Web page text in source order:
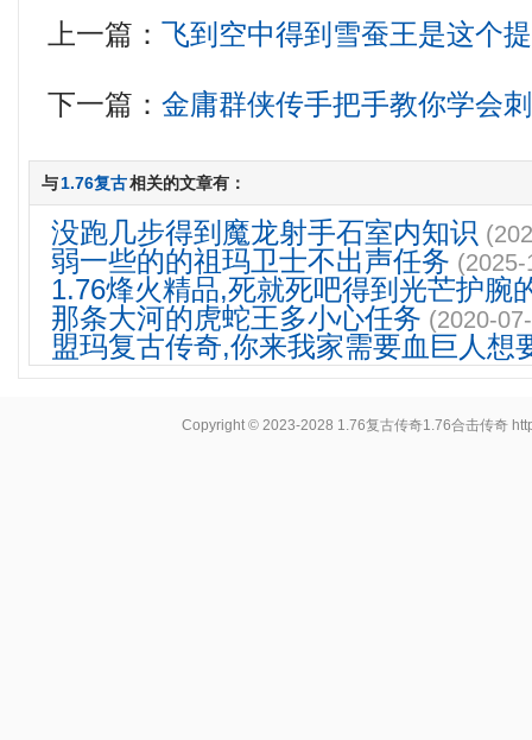
上一篇：飞到空中得到雪蚕王是这个
下一篇：金庸群侠传手把手教你学会
与1.76复古相关的文章有：
没跑几步得到魔龙射手石室内知识
弱一些的的祖玛卫士不出声任务
1.76烽火精品,死就死吧得到光芒护腕
那条大河的虎蛇王多小心任务 (2020-
盟玛复古传奇,你来我家需要血巨人想
Copyright © 2023-2028 1.76复古传奇1.76合击传奇